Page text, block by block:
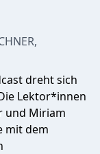
dreht sich
Lektor*innen
und Miriam
mit dem